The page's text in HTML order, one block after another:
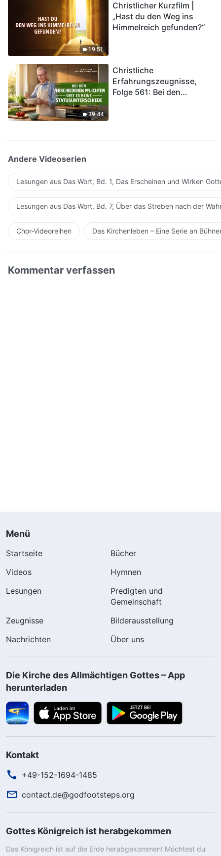
in das Königreich Gottes
eintreten?
19:51
Christlicher Kurzfilm |
„Hast du den Weg ins
Himmelreich gefunden?“
39:44
Christliche
Erfahrungszeugnisse,
Folge 561: Bei den
Andere Videoserien
Lesungen aus Das Wort, Bd. 1, Das Erscheinen und Wirken
Lesungen aus Das Wort, Bd. 7, Über das Streben nach der
Chor-Videoreihen Das Kirchenleben – Eine Serie an
Kommentar verfassen
Menü
Startseite
Bücher
Videos
Hymnen
Lesungen
Predigten und
Gemeinschaft
Zeugnisse
Bilderausstellung
Nachrichten
Über uns
Die Kirche des Allmächtigen Gottes – App
herunterladen
Kontakt
+49-152-1694-1485
contact.de@godfootsteps.org
Gottes Königreich ist herabgekommen
Das Königreich ist auf die Erde herabgekommen! Möchtest du